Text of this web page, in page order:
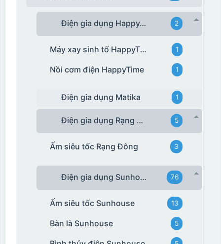
Điện gia dụng HappyTime 2
Máy xay sinh tố HappyTime 1
Nồi cơm điện HappyTime 1
Điện gia dụng Matika 1
Điện gia dụng Rạng Đông 5
Ấm siêu tốc Rạng Đông 3
Điện gia dụng Sunhouse 76
Ấm siêu tốc Sunhouse 13
Bàn là Sunhouse 5